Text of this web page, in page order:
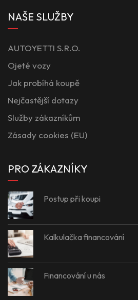
NAŠE SLUŽBY
AUTOYETTI S.R.O.
Ojeté vozy
Jak probíhá koupě
Nejčastější dotazy
Služby zákazníkům
Zásady cookies (EU)
PRO ZÁKAZNÍKY
Postup při koupi
Kalkulačka financování
Financování u nás